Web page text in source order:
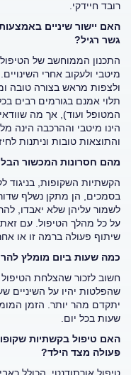
רובד חיידקי.
האם יישור שיניים
גשר רגיל?
התכנון הממוחשב של
מיטבי ולעקוב אחרי
ולצפות מראש בצורה טובה
תלוי אמנם בגורמים רבים
המטופל ועוד), אך מה
הינו מיטבי וההרכבה הינה
והתוצאות טובות וניתנות
מהם חסרונות המכשור
הקשתיות השקופות, בניגוד
בסמכים, הן מתקן נשלף
לשמור עליהן שלא יאבדו,
על כל מהלך הטיפול. עם זאת,
שיתוף פעולה ברמה זו או
כמה שעות ביום מומלץ
חשוב לזכור שהצלחת
שהפלטות יהיו על השיניים
שעות בכל יום.
האם טיפול בקשתיות
פעולה מצד הילד?
טיפול אורתודנטי, הכולל